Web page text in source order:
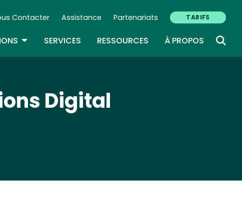
Navigation (FR)
Contacter Assistance Partenariats TARIFS
TOGGLE DROPDOWN
SERVICES RESSOURCES À PROPOS
Digital